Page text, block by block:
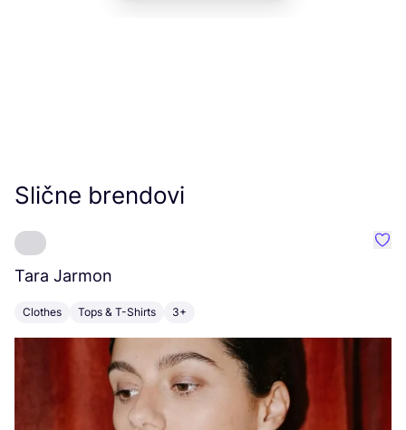
Slične brendovi
Tara Jarmon
Clothes Tops & T-Shirts 3+